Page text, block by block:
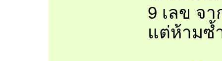
9 เลข จา
แต่ห้ามซ้